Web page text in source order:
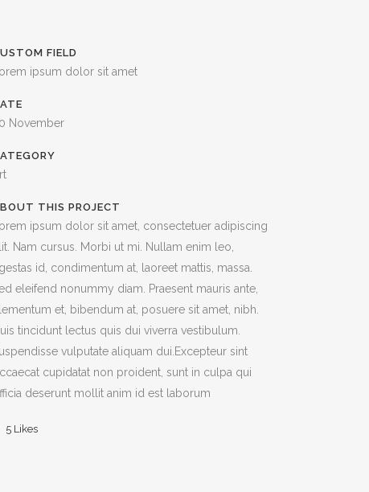
FIELD
ipsum dolor sit amet
November
THIS PROJECT
ipsum dolor sit amet, consectetuer adipiscing
Nam cursus. Morbi ut mi. Nullam enim leo,
id, condimentum at, laoreet mattis, massa.
eleifend nonummy diam. Praesent mauris ante,
et, bibendum at, posuere sit amet, nibh.
tincidunt lectus quis dui viverra vestibulum.
vulputate aliquam dui.Excepteur sint
cupidatat non proident, sunt in culpa qui
deserunt mollit anim id est laborum
5 Likes